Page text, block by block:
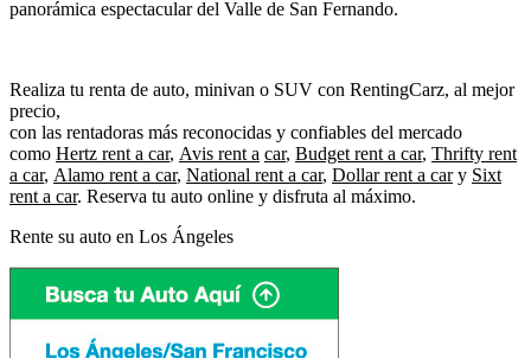
panorámica espectacular del Valle de San Fernando.
Realiza tu renta de auto, minivan o SUV con RentingCarz, al mejor
precio,
con las rentadoras más reconocidas y confiables del mercado
como Hertz rent a car, Avis rent a car, Budget rent a car, Thrifty rent
a car, Alamo rent a car, National rent a car, Dollar rent a cary Sixt
rent a car. Reserva tu auto online y disfruta al máximo.
Rente su auto en Los Ángeles